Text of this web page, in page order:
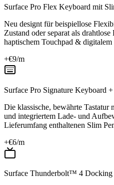
Surface Pro Flex Keyboard mit
Neu designt für beispiellose
Zustand oder separat als
haptischem Touchpad & digitalem
+€9/m
Surface Pro Signature Keyboard
Die klassische, bewährte
und integriertem Lade- und
Lieferumfang enthaltenen Slim
+€6/m
Surface Thunderbolt™ 4 Docking